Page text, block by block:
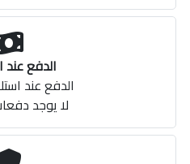
الدفع عند
الدفع عند
لا يوجد